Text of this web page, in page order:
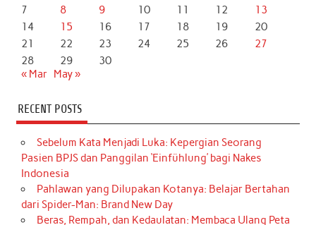
7
8 9 10 11 12
13
14
15 16 17 18 19
20
21
22 23 24 25 26
27
28
29
30
« Mar May »
RECENT POSTS
Sebelum Kata Menjadi Luka: Kepergian Seorang
Pasien BPJS dan Panggilan ‘Einfühlung’ bagi Nakes
Indonesia
Pahlawan yang Dilupakan Kotanya: Belajar Bertahan
dari Spider-Man: Brand New Day
Beras, Rempah, dan Kedaulatan: Membaca Ulang Peta